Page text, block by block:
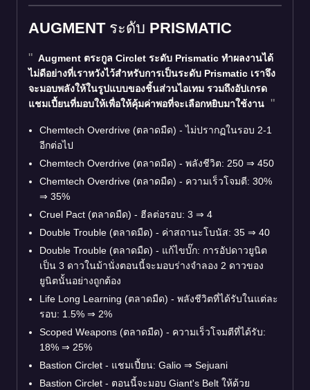
AUGMENT ระดับ PRISMATIC
Augment ตระกูล Circlet ระดับ Prismatic ทำผลงานได้
ไม่ดีอย่างที่เราหวังไว้สำหรับการเป็นระดับ Prismatic เราจึง
จะมอบพลังให้ในรูปแบบของชิ้นส่วนไอเทม รวมถึงอัปเกรด
แชมเปี้ยนที่มอบให้เพื่อให้คุ้มค่าพอที่จะเลือกหยิบมาใช้งาน
Chemtech Overdrive (ตลาดมืด) - ไม่ปรากฏในรอบ 2-1
อีกต่อไป
Chemtech Overdrive (ตลาดมืด) - พลังชีวิต: 250 ⇒ 450
Chemtech Overdrive (ตลาดมืด) - ความเร็วโจมตี: 30%
⇒ 35%
Cruel Pact (ตลาดมืด) - ฮีลต่อรอบ: 3 ⇒ 4
Double Trouble (ตลาดมืด) - ค่าสถานะโบนัส: 35 ⇒ 40
Double Trouble (ตลาดมืด) - แก้ไขบั๊ก: การอัปดาวยูนิต
เป็น 3 ดาวในม้านั่งตอนนี้จะมอบร่างจำลอง 2 ดาวของ
ยูนิตนั้นอย่างถูกต้อง
Life Long Learning (ตลาดมืด) - พลังชีวิตที่ได้รับในแต่ละ
รอบ: 1.5% ⇒ 2%
Scoped Weapons (ตลาดมืด) - ความเร็วโจมตีที่ได้รับ:
18% ⇒ 25%
Bastion Circlet - แชมเปี้ยน: Galio ⇒ Sejuani
Bastion Circlet - ตอนนี้จะมอบ Giant's Belt ให้ด้วย